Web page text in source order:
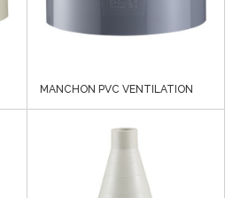
MANCHON PVC VENTILATION